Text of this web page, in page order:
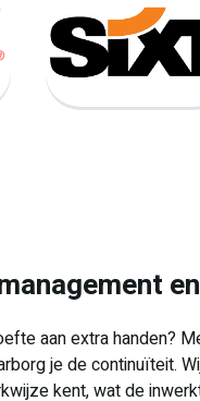
aan extra handen?
je de continuïteit.
kent, wat de